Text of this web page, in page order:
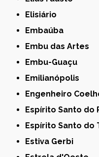
Elisiário
Embaúba
Embu das Artes
Embu-Guaçu
Emilianópolis
Engenheiro
Espírito Santo do
Espírito Santo do
Estiva Gerbi